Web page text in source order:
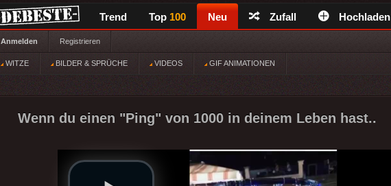
Trend Top 100 Neu Zufall Hochladen
Anmelden Registrieren
WITZE BILDER & SPRÜCHE VIDEOS GIF ANIMATIONEN
Wenn du einen "Ping" von 1000 in deinem Leben hast..